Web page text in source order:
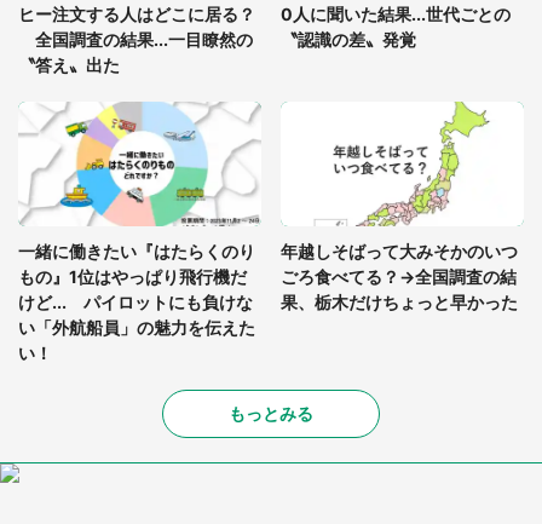
ヒー注文する人はどこに居る？
全国調査の結果...一目瞭然の
〝答え〟出た
0人に聞いた結果...世代ごとの
〝認識の差〟発覚
一緒に働きたい『はたらくのり
もの』1位はやっぱり飛行機だ
けど... パイロットにも負けな
い「外航船員」の魅力を伝えた
い！
年越しそばって大みそかのいつ
ごろ食べてる？→全国調査の結
果、栃木だけちょっと早かった
もっとみる